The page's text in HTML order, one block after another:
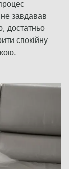
завдавав
достатньо
спокійну